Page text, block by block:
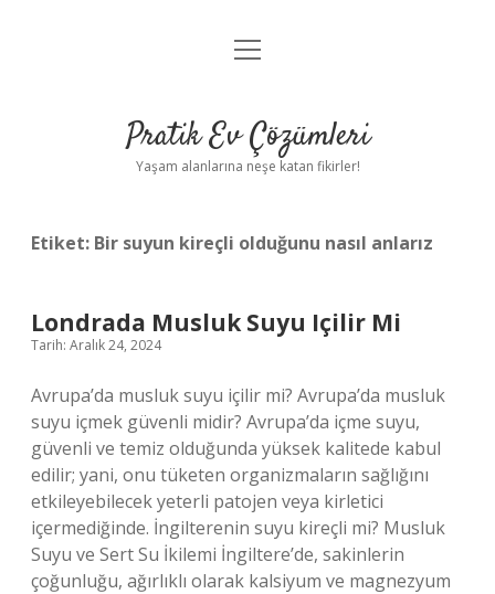
Anasayfa
Yasal Uyarı
menüyü
Pratik Ev Çözümleri
Yaşam alanlarına neşe katan fikirler!
Etiket: Bir suyun kireçli olduğunu nasıl anlarız
Londrada Musluk Suyu Içilir Mi
Tarih: Aralık 24, 2024
Avrupa’da musluk suyu içilir mi? Avrupa’da musluk
suyu içmek güvenli midir? Avrupa’da içme suyu,
güvenli ve temiz olduğunda yüksek kalitede kabul
edilir; yani, onu tüketen organizmaların sağlığını
etkileyebilecek yeterli patojen veya kirletici
içermediğinde. İngilterenin suyu kireçli mi? Musluk
Suyu ve Sert Su İkilemi İngiltere’de, sakinlerin
çoğunluğu, ağırlıklı olarak kalsiyum ve magnezyum